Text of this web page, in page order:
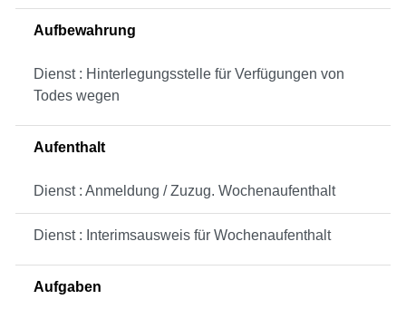
Aufbewahrung
Dienst : Hinterlegungsstelle für Verfügungen von
Todes wegen
Aufenthalt
Dienst : Anmeldung / Zuzug. Wochenaufenthalt
Dienst : Interimsausweis für Wochenaufenthalt
Aufgaben